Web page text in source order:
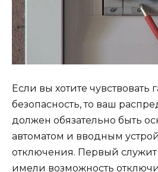
Если вы хотите чувствовать
безопасность, то ваш
должен обязательно быть
автоматом и вводным
отключения. Первый служит
имели возможность